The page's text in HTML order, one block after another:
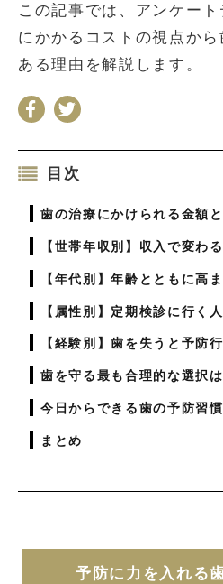
この記事では、アンケー
にかかるコストの視点か
ある理由を解説します。
目次
歯の治療にかけられる金額
【世帯年収別】収入で変わ
【年代別】年齢とともに高
【属性別】定期検診に行く
【経験別】歯を失うと予防
歯を守る最も合理的な選択は
今日からできる歯の予防習慣
まとめ
予防に力を入れる